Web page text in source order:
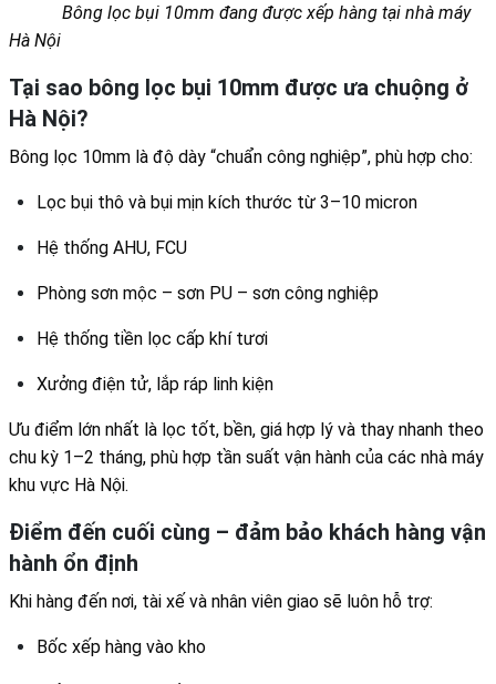
Bông lọc bụi 10mm đang được xếp hàng tại nhà máy
Hà Nội
Tại sao bông lọc bụi 10mm được ưa chuộng ở
Hà Nội?
Bông lọc 10mm là độ dày “chuẩn công nghiệp”, phù hợp cho:
Lọc bụi thô và bụi mịn kích thước từ 3–10 micron
Hệ thống AHU, FCU
Phòng sơn mộc – sơn PU – sơn công nghiệp
Hệ thống tiền lọc cấp khí tươi
Xưởng điện tử, lắp ráp linh kiện
Ưu điểm lớn nhất là lọc tốt, bền, giá hợp lý và thay nhanh theo
chu kỳ 1–2 tháng, phù hợp tần suất vận hành của các nhà máy
khu vực Hà Nội.
Điểm đến cuối cùng – đảm bảo khách hàng vận
hành ổn định
Khi hàng đến nơi, tài xế và nhân viên giao sẽ luôn hỗ trợ:
Bốc xếp hàng vào kho